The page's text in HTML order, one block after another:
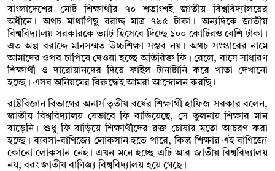
বাংলাদেশের মোট শিক্ষার্থীর ৭০ শতাংশই জাতীয় বিশ্ববিদ্যালয়ের
অধীনে। অথচ মাথাপিছু বরাদ্দ মাত্র ৭৯৫ টাকা। অন্যদিকে জাতীয়
বিশ্ববিদ্যালয় সরকারকে ভ্যাট হিসেবে দিচ্ছে ১০০ কোটিরও বেশি টাকা।
এত অল্প বরাদ্দে মানসম্মত উচ্চশিক্ষা সম্ভব নয়। অথচ সংস্কারের নামে
আমাদের ওপর চাপিয়ে দেওয়া হচ্ছে অতিরিক্ত ফি। রেলে, বাসে সাধারণ
শিক্ষার্থী ও দারোয়ানদের দিয়ে ফাইল টানাটানি করে খাতা দেখানো
হচ্ছে। এসব অনিয়মের বিরুদ্ধেই আমরা আন্দোলন করছি।
রাষ্ট্রবিজ্ঞান বিভাগের অনার্স তৃতীয় বর্ষের শিক্ষার্থী হাফিজ সরকার বলেন,
জাতীয় বিশ্ববিদ্যালয় যেভাবে ফি বাড়িয়েছে, সে তুলনায় শিক্ষার মান
বাড়েনি। শুধু ফি বাড়িয়ে শিক্ষার্থীদের রক্ত চোষার মতো আচরণ করা
হচ্ছে। ব্যবসা-বাণিজ্যে লোকসান হতে পারে, কিন্তু শিক্ষার এই বাণিজ্যে
কোনো লোকসান নেই। এখন মনে হচ্ছে এটি আর জাতীয় বিশ্ববিদ্যালয়
নয়, বরং জাতীয় বাণিজ্য বিশ্ববিদ্যালয় হয়ে গেছে।